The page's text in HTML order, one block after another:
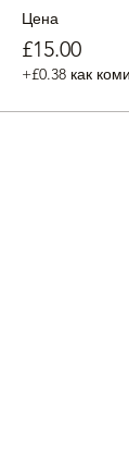
Цена
£15.00
+£0.38 как